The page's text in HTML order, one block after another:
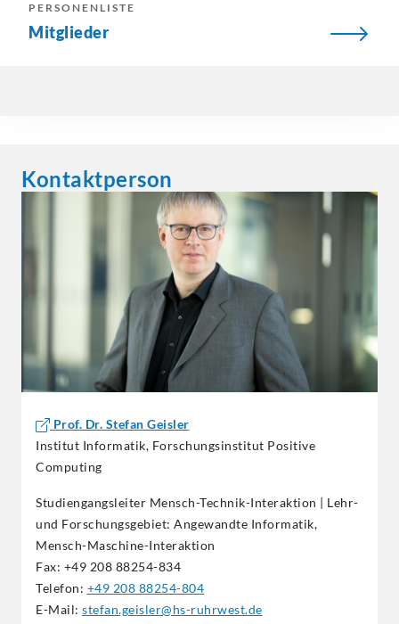
PERSONENLISTE
Mitglieder
Kontaktperson
Prof. Dr. Stefan Geisler
Institut Informatik, Forschungsinstitut Positive
Computing
Studiengangsleiter Mensch-Technik-Interaktion | Lehr-
und Forschungsgebiet: Angewandte Informatik,
Mensch-Maschine-Interaktion
Fax: +49 208 88254-834
Telefon: +49 208 88254-804
E-Mail: stefan.geisler@hs-ruhrwest.de